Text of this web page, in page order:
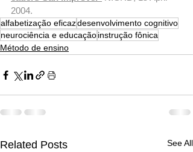
2004.
alfabetização eficazdesenvolvimento cognitivo
neurociência e educaçãoinstrução fônica
Método de ensino
Related Posts See All